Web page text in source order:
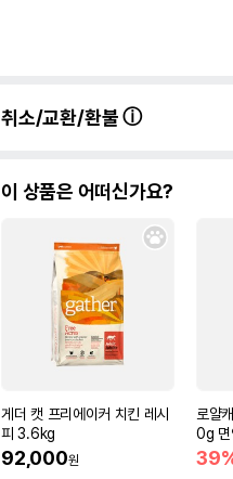
취소/교환/환불
이 상품은 어떠신가요?
게더 캣 프리에이커 치킨 레시
피 3.6kg
92,000원
로얄
0g 면